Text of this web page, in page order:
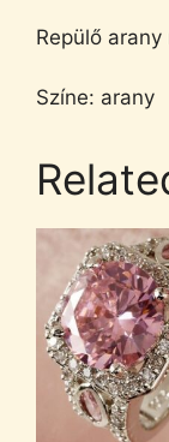
Repülő
Színe: arany